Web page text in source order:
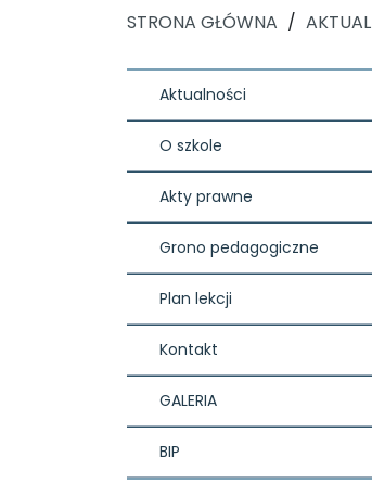
STRONA GŁÓWNA /
Aktualności
O szkole
Akty prawne
Grono pedagogiczne
Plan lekcji
Kontakt
GALERIA
BIP